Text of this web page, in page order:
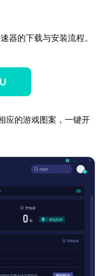
器的下载与安装流程。
应的游戏图案，一键开